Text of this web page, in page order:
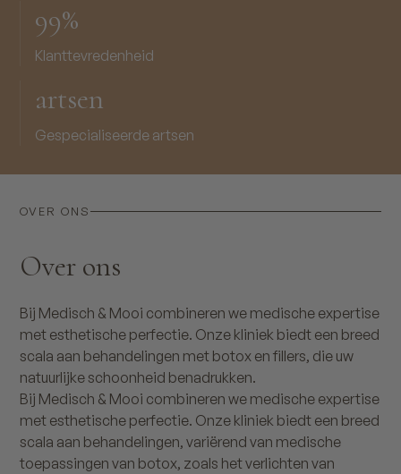
99%
Klanttevredenheid
artsen
Gespecialiseerde artsen
OVER ONS
Over ons
Bij Medisch & Mooi combineren we medische expertise
met esthetische perfectie. Onze kliniek biedt een breed
scala aan behandelingen met botox en fillers, die uw
natuurlijke schoonheid benadrukken.
Bij Medisch & Mooi combineren we medische expertise
met esthetische perfectie. Onze kliniek biedt een breed
scala aan behandelingen, variërend van medische
toepassingen van botox, zoals het verlichten van